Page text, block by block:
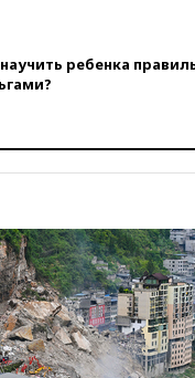
ребенка